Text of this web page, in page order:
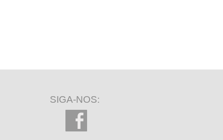
SIGA-NOS: